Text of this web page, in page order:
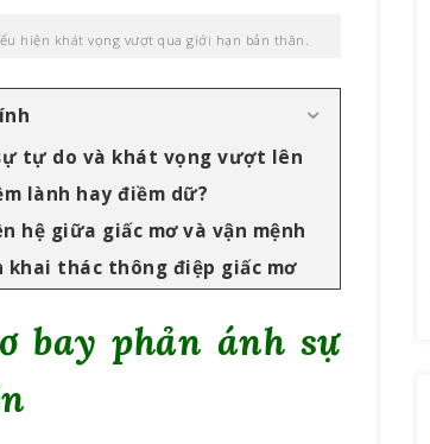
hiện khát vọng vượt qua giới hạn bản thân.
tự do và khát vọng vượt lên
lành hay điềm dữ?
hệ giữa giấc mơ và vận mệnh
khai thác thông điệp giấc mơ
bay phản ánh sự